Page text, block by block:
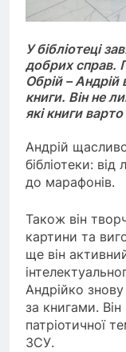
У бібліотеці
добрих справ.
Обрій –
книги. Він не
які книги
Андрій
бібліотеки: від
до марафонів.
Також він
картини та
ще він
Андрійко знову
за книгами.
патріотичної
ЗСУ.